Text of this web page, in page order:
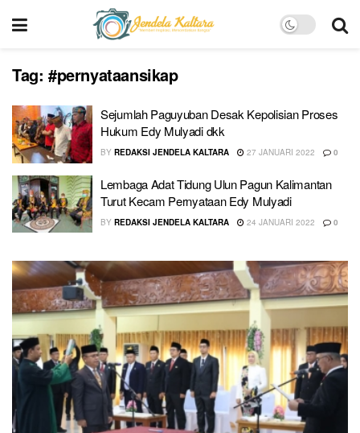
Tag: #pernyataansikap
Sejumlah Paguyuban Desak Kepolisian Proses
Hukum Edy Mulyadi dkk
BY REDAKSI JENDELA KALTARA 27 JANUARI 2022 0
Lembaga Adat Tidung Ulun Pagun Kalimantan
Turut Kecam Pernyataan Edy Mulyadi
BY REDAKSI JENDELA KALTARA 24 JANUARI 2022 0